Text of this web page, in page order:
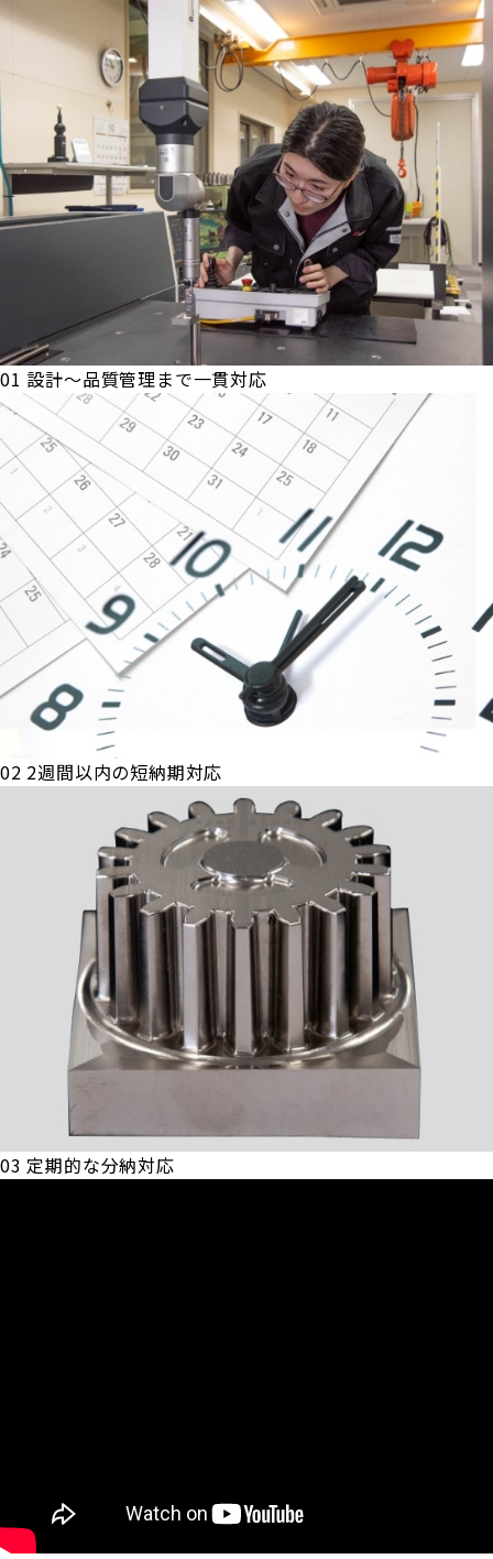
01 設計～品質管理まで一貫対応
02 2週間以内の短納期対応
03 定期的な分納対応